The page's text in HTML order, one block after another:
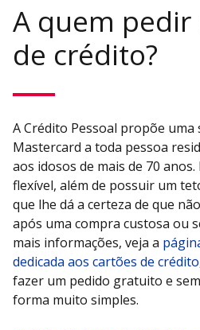
A quem
de crédito?
A Crédito Pessoal propõe uma
Mastercard a toda pessoa
aos idosos de mais de 70
flexível, além de possuir um
que lhe dá a certeza de que
após uma compra custosa ou
mais informações, veja a
dedicada aos cartões de crédito
fazer um pedido gratuito e
forma muito simples.